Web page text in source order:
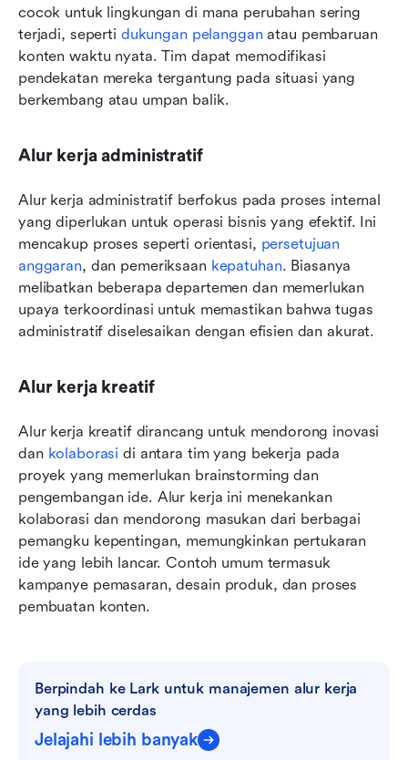
cocok untuk lingkungan di mana perubahan sering
terjadi, seperti dukungan pelanggan atau pembaruan
konten waktu nyata. Tim dapat memodifikasi
pendekatan mereka tergantung pada situasi yang
berkembang atau umpan balik.
Alur kerja administratif
Alur kerja administratif berfokus pada proses internal
yang diperlukan untuk operasi bisnis yang efektif. Ini
mencakup proses seperti orientasi, persetujuan
anggaran, dan pemeriksaan kepatuhan. Biasanya
melibatkan beberapa departemen dan memerlukan
upaya terkoordinasi untuk memastikan bahwa tugas
administratif diselesaikan dengan efisien dan akurat.
Alur kerja kreatif
Alur kerja kreatif dirancang untuk mendorong inovasi
dan kolaborasi di antara tim yang bekerja pada
proyek yang memerlukan brainstorming dan
pengembangan ide. Alur kerja ini menekankan
kolaborasi dan mendorong masukan dari berbagai
pemangku kepentingan, memungkinkan pertukaran
ide yang lebih lancar. Contoh umum termasuk
kampanye pemasaran, desain produk, dan proses
pembuatan konten.
Berpindah ke Lark untuk manajemen alur kerja
yang lebih cerdas
Jelajahi lebih banyak